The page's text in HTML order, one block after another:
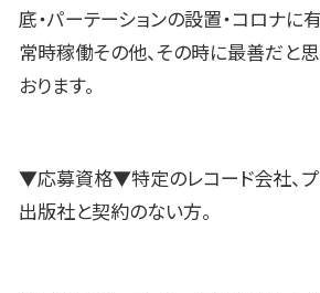
底・パーテーションの設置・コロナ
常時稼働その他、その時に最善だと
おります。
▼応募資格▼特定のレコード会社、プ
出版社と契約のない方。